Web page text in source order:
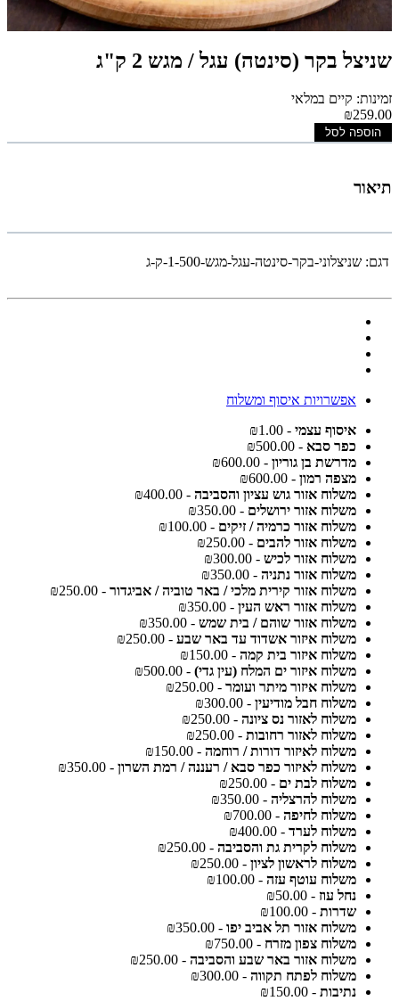
שניצל בקר (סינטה) עגל / מגש 2 ק"ג
זמינות: קיים במלאי
₪259.00
הוספה לסל
תיאור
דגם: שניצלוני-בקר-סינטה-עגל-מגש-1-500-ק-ג
אפשרויות איסוף ומשלוח
איסוף עצמי - ₪1.00
כפר סבא - ₪500.00
מדרשת בן גוריון - ₪600.00
מצפה רמון - ₪600.00
משלוח אזור גוש עציון והסביבה - ₪400.00
משלוח אזור ירושלים - ₪350.00
משלוח אזור כרמיה / זיקים - ₪100.00
משלוח אזור להבים - ₪250.00
משלוח אזור לכיש - ₪300.00
משלוח אזור נתניה - ₪350.00
משלוח אזור קירית מלכי / באר טוביה / אביגדור - ₪250.00
משלוח אזור ראש העין - ₪350.00
משלוח אזור שוהם / בית שמש - ₪350.00
משלוח איזור אשדוד עד באר שבע - ₪250.00
משלוח איזור בית קמה - ₪150.00
משלוח איזור ים המלח (עין גדי) - ₪500.00
משלוח איזור מיתר ועומר - ₪250.00
משלוח חבל מודיעין - ₪300.00
משלוח לאזור נס ציונה - ₪250.00
משלוח לאזור רחובות - ₪250.00
משלוח לאיזור דורות / רוחמה - ₪150.00
משלוח לאיזור כפר סבא / רעננה / רמת השרון - ₪350.00
משלוח לבת ים - ₪250.00
משלוח להרצליה - ₪350.00
משלוח לחיפה - ₪700.00
משלוח לערד - ₪400.00
משלוח לקרית גת והסביבה - ₪250.00
משלוח לראשון לציון - ₪250.00
משלוח עוטף עזה - ₪100.00
נחל עוז - ₪50.00
שדרות - ₪100.00
משלוח אזור תל אביב יפו - ₪350.00
משלוח צפון מזרח - ₪750.00
משלוח אזור באר שבע והסביבה - ₪250.00
משלוח לפתח תקווה - ₪300.00
נתיבות - ₪150.00